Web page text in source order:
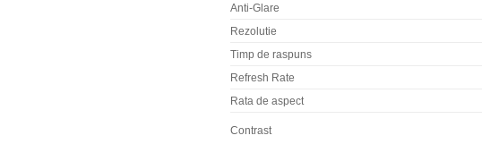
Anti-Glare
Rezolutie
Timp de raspuns
Refresh Rate
Rata de aspect
Contrast